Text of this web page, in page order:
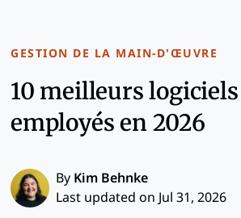
GESTION DE LA MAIN-D'ŒUVRE
10 meilleurs
employés en 2026
By Kim Behnke
Last updated on Jul 31, 2026